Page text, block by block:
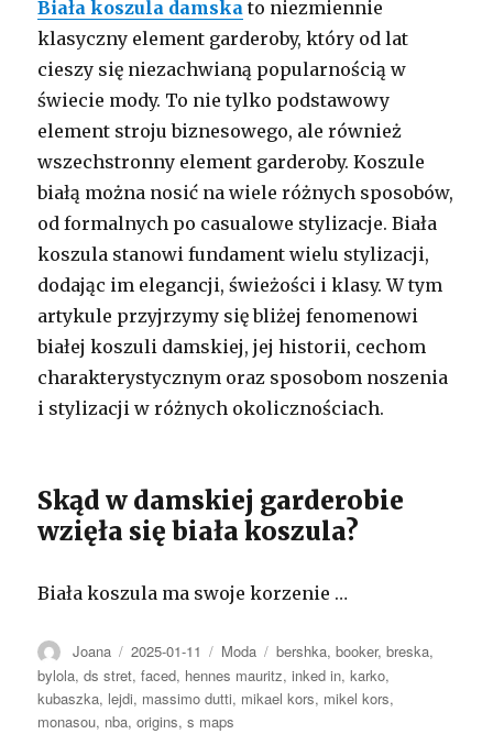
Biała koszula damska to niezmiennie
klasyczny element garderoby, który od lat
cieszy się niezachwianą popularnością w
świecie mody. To nie tylko podstawowy
element stroju biznesowego, ale również
wszechstronny element garderoby. Koszule
białą można nosić na wiele różnych sposobów,
od formalnych po casualowe stylizacje. Biała
koszula stanowi fundament wielu stylizacji,
dodając im elegancji, świeżości i klasy. W tym
artykule przyjrzymy się bliżej fenomenowi
białej koszuli damskiej, jej historii, cechom
charakterystycznym oraz sposobom noszenia
i stylizacji w różnych okolicznościach.
Skąd w damskiej garderobie
wzięła się biała koszula?
Biała koszula ma swoje korzenie …
Autor
Joana Opublikowano
2025-01-11 Kategorie
Moda Tagi
bershka,booker,breska,
bylola,ds stret,faced, hennes mauritz,inked in,karko,
kubaszka, lejdi, massimo dutti, mikael kors, mikel kors,
monasou, nba,origins,s maps